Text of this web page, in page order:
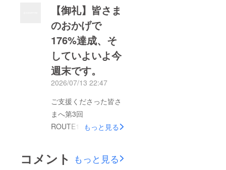
にも恵まれ、たくさん
の方が野外ステージに
足を運んでくださいま
した。写真は終演後、
会場の皆さんと一緒に
撮った一枚です。ス
テージと客席の距離が
こんなに近いフェス
は、なかなかありませ
ん。この景色こそ、私
けている理由だと改め
て感じました。お預か
【御礼】皆さま
のおかげで
176%達成、そ
していよいよ今
週末です。
2026/07/13 22:47
ご支援くださった皆さ
まへ第3回
ROUTE14band音楽
ウドファンディング
は、7月10日をもちま
もっと見る
コメント もっと見る